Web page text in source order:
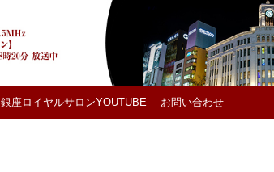
銀座ロイヤルサロンYOUTUBE お問い合わせ